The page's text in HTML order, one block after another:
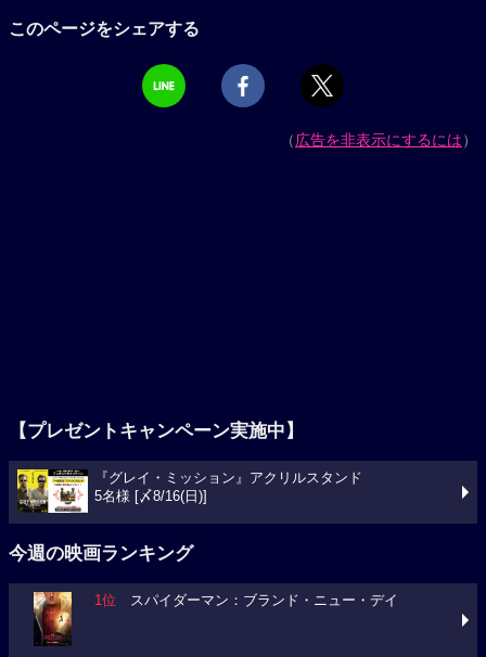
このページをシェアする
（広告を非表示にするには）
【プレゼントキャンペーン実施中】
『グレイ・ミッション』アクリルスタンド
5名様 [〆8/16(日)]
今週の映画ランキング
1位 スパイダーマン：ブランド・ニュー・デイ